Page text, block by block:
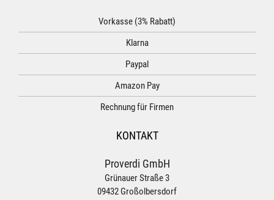
Vorkasse (3% Rabatt)
Klarna
Paypal
Amazon Pay
Rechnung für Firmen
KONTAKT
Proverdi GmbH
Grünauer Straße 3
09432 Großolbersdorf